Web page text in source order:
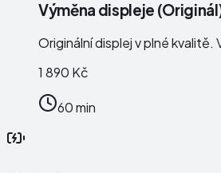
Výměna displeje
Originální displej v plné kvalitě.
1 890 Kč
60 min